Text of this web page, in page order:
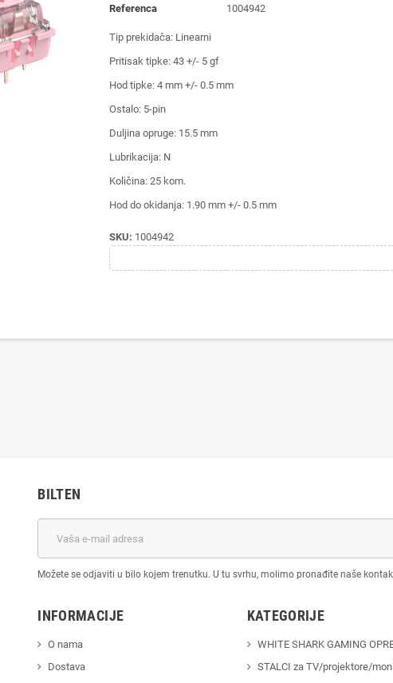
Referenca
1004942
Tip prekidača: Linearni
Pritisak tipke: 43 +/- 5 gf
Hod tipke: 4 mm +/- 0.5 mm
Ostalo: 5-pin
Duljina opruge: 15.5 mm
Lubrikacija: N
Količina: 25 kom.
Hod do okidanja: 1.90 mm +/- 0.5 mm
SKU: 1004942
BILTEN
Možete se odjaviti u bilo kojem trenutku. U tu svrhu, molimo pronađite naše
INFORMACIJE
O nama
Dostava
KATEGORIJE
WHITE SHARK GAMING
STALCI za TV/projektore/